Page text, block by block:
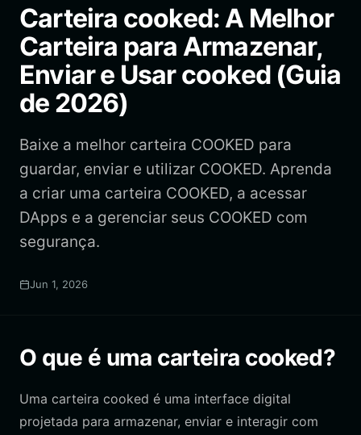
Bahasa Indonesia
ภาษาไทย
हिन्दी
Español
Português (Brasil)
Carteira cooked: A Melhor
Carteira para Armazenar,
Enviar e Usar cooked (Guia
de 2026)
Baixe a melhor carteira COOKED para
guardar, enviar e utilizar COOKED. Aprenda
a criar uma carteira COOKED, a acessar
DApps e a gerenciar seus COOKED com
segurança.
Jun 1, 2026
O que é uma carteira cooked?
Uma carteira cooked é uma interface digital
projetada para armazenar, enviar e interagir com